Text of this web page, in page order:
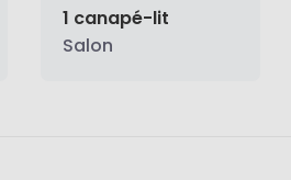
1 canapé-lit
Salon